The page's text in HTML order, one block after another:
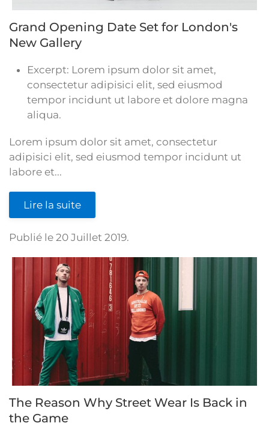
Grand Opening Date Set for London's
New Gallery
Excerpt: Lorem ipsum dolor sit amet,
consectetur adipisici elit, sed eiusmod
tempor incidunt ut labore et dolore magna
aliqua.
Lorem ipsum dolor sit amet, consectetur
adipisici elit, sed eiusmod tempor incidunt ut
labore et...
Lire la suite
Publié le 20 Juillet 2019.
The Reason Why Street Wear Is Back in
the Game